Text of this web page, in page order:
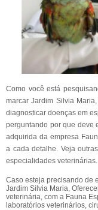
Como você está
marcar Jardim Silvia
diagnosticar doenças em
perguntando por que deve
adquirida da empresa
a cada detalhe. Veja
especialidades veterinárias.
Caso esteja precisando de
Jardim Silvia Maria,
veterinária, com a Fauna
laboratórios veterinários,